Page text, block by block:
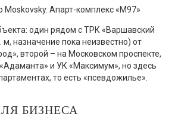
Moskovsky. Апарт-комплекс «М97»
один рядом с ТРК «Варшавский
м, назначение пока неизвестно) от
второй – на Московском проспекте,
и УК «Максимум», но здесь
то есть «псевдожилье».
БИЗНЕСА